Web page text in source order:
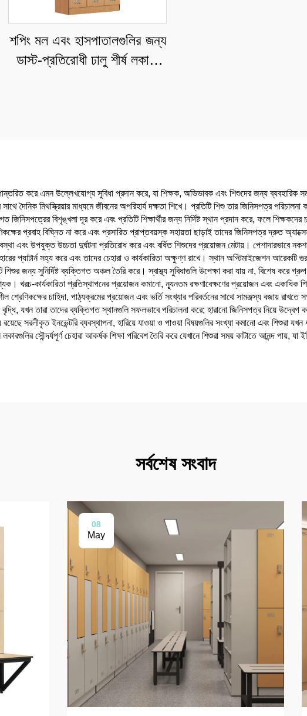
শপিং মল এবং হাসপাতালগুলির জন্য
ডাস্ট-প্রতিরোধী ঢালু শীর্ষ লকার,
করে এমন উল্লেখযোগ্য সুবিধা প্রদান করে, যা শিক্ষক, অভিভাবক এবং শিশুদের জন্য ব্যবহারিক
দৈনিক মিথস্ক্রিয়ার মাধ্যমে জীবনের অপরিহার্য দক্ষতা শিখে। প্রতিটি শিশু তার জিনিসপত্র পরিচালনা
বিশৃঙ্খলা দূর করে এবং প্রতিটি শিক্ষার্থীর জন্য নির্দিষ্ট স্থান প্রদান করে, ফলে
প্রবাহ বিঘ্নিত না করে এবং প্রসারিত প্রাপ্তবয়স্ক সহায়তা ছাড়াই তাদের জিনিসপত্র দ্রুত
এবং উপযুক্ত উচ্চতা দুর্ঘটনা প্রতিরোধ করে এবং বর্ধিত শিশুদের প্রয়োজন মেটায়। পেশাদারভাবে
প্যাটার্ন সহ্য করে এবং তাদের চেহারা ও কার্যকারিতা অক্ষুণ্ণ রাখে। স্থান অপ্টিমাইজেশন
শিশুর জন্য সুনির্দিষ্ট ব্যক্তিগত অঞ্চল তৈরি করে। স্বাস্থ্য সুবিধাগুলি উপেক্ষা করা যায় না, বিশেষ করে
খরচ-কার্যকারিতা প্রতিস্থাপনের প্রয়োজন কমানো, ন্যূনতম রক্ষণাবেক্ষণের প্রয়োজন এবং একাধিক
শ্রেণিকক্ষের চাহিদা, পাঠ্যক্রমের প্রয়োজন এবং ভর্তি সংখ্যার পরিবর্তনের সাথে সামঞ্জস্য বজায়
বৃদ্ধি, যখন তারা তাদের ব্যক্তিগত স্থানগুলি সফলভাবে পরিচালনা করে; হারানো জিনিসপত্র নিয়ে
সরলীকৃত ইনভেন্টরি ব্যবস্থাপনা, হারিয়ে যাওয়া ও পাওয়া বিষয়গুলির সংখ্যা কমানো এবং শিশুরা যখন
সৌন্দর্যপূর্ণ চেহারা আকর্ষক শিক্ষা পরিবেশ তৈরি করে যেখানে শিশুরা সময় কাটাতে আনন্দ পায়, যা
সর্বশেষ সংবাদ
08
May